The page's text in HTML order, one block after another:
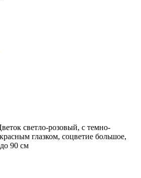
светло-розовый, с темно-
глазком, соцветие большое,
90 см